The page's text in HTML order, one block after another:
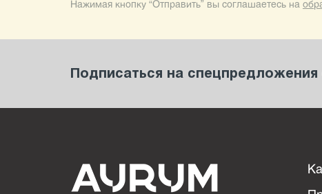
Нажимая кнопку “Отправить” вы соглашаетесь на
Подписаться на спецпредложения